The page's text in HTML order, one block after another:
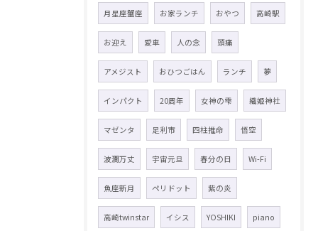
月星座蟹座 お家ランチ おやつ 高崎駅
お迎え 愛車 人の念 頭痛
アメジスト おひつごはん ランチ 夢
インパクト 20周年 女神の雫 織姫神社
マゼンタ 足利市 四柱推命 悟空
波瀾万丈 宇宙元旦 春分の日 Wi-Fi
魚座新月 ペリドット 紫の炎
高崎twinstar イシス YOSHIKI piano